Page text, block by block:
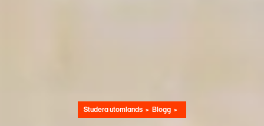
Studera utomlands Blogg